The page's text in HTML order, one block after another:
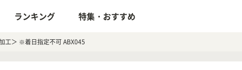
ランキング 特集・おすすめ
工＞ ※着日指定不可 ABX045